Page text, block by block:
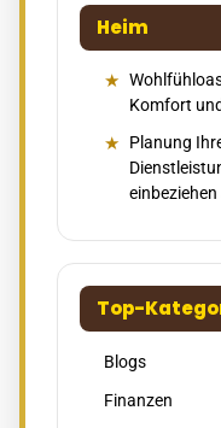
Heim
Komfort
Planung
Top-
Blogs
Finanzen